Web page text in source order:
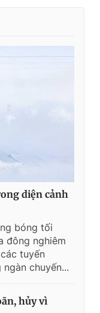
diện cảnh
bóng tối
đông nghiêm
tuyến
chuyến...
hủy vì